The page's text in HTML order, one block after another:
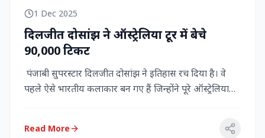
1 Dec 2025
दिलजीत दोसांझ ने ऑस्ट्रेलिया टूर में बेचे
90,000 टिकट
पंजाबी सुपरस्टार दिलजीत दोसांझ ने इतिहास रच दिया है। वे
पहले ऐसे भारतीय कलाकार बन गए हैं जिन्होंने पूरे ऑस्ट्रेलिया
Read More